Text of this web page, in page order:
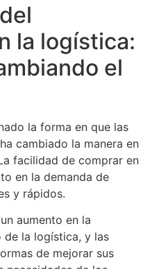
la logística:
el
la forma en que las
cambiado la manera en
facilidad de comprar en
en la demanda de
y rápidos.
aumento en la
de la logística, y las
de mejorar sus